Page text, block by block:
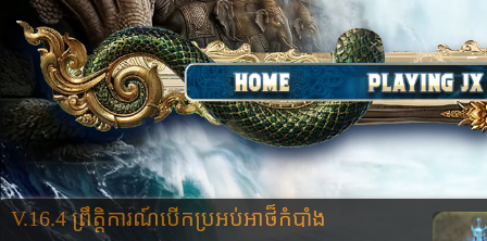
V.16.4 ព្រឹត្តិការណ៍បើកប្រអប់អាថ៏កំបាំង